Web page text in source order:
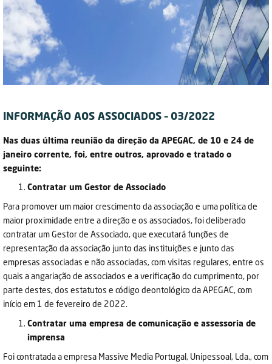
INFORMAÇÃO AOS ASSOCIADOS – 03/2022
Nas duas última reunião da direção da APEGAC, de 10 e 24 de
janeiro corrente, foi, entre outros, aprovado e tratado o
seguinte:
Contratar um Gestor de Associado
Para promover um maior crescimento da associação e uma política de
maior proximidade entre a direção e os associados, foi deliberado
contratar um Gestor de Associado, que executará funções de
representação da associação junto das instituições e junto das
empresas associadas e não associadas, com visitas regulares, entre os
quais a angariação de associados e a verificação do cumprimento, por
parte destes, dos estatutos e código deontológico da APEGAC, com
início em 1 de fevereiro de 2022.
Contratar uma empresa de comunicação e assessoria de
imprensa
Foi contratada a empresa Massive Media Portugal, Unipessoal, Lda., com